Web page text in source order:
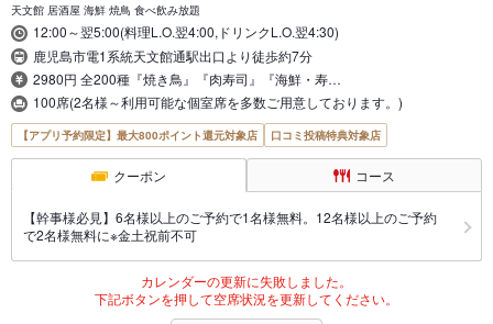
天文館 居酒屋 海鮮 焼鳥 食べ飲み放題
12:00～翌5:00(料理L.O.翌4:00,ドリンクL.O.翌4:30)
鹿児島市電1系統天文館通駅出口より徒歩約7分
2980円 全200種『焼き鳥』『肉寿司』『海鮮・寿…
100席(2名様～利用可能な個室席を多数ご用意しております。)
【アプリ予約限定】最大800ポイント還元対象店 口コミ投稿特典対象店
クーポン コース
【幹事様必見】6名様以上のご予約で1名様無料。12名様以上のご予約
で2名様無料に※金土祝前不可
カレンダーの更新に失敗しました。
下記ボタンを押して空席状況を更新してください。